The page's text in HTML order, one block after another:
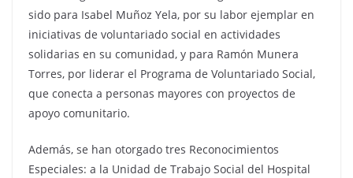
sido para Isabel Muñoz Yela, por su labor ejemplar en
iniciativas de voluntariado social en actividades
solidarias en su comunidad, y para Ramón Munera
Torres, por liderar el Programa de Voluntariado Social,
que conecta a personas mayores con proyectos de
apoyo comunitario.
Además, se han otorgado tres Reconocimientos
Especiales: a la Unidad de Trabajo Social del Hospital